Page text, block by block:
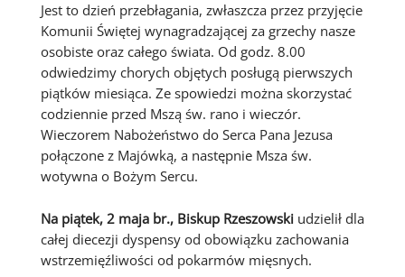
Jest to dzień przebłagania, zwłaszcza przez przyjęcie
Komunii Świętej wynagradzającej za grzechy nasze
osobiste oraz całego świata. Od godz. 8.00
odwiedzimy chorych objętych posługą pierwszych
piątków miesiąca. Ze spowiedzi można skorzystać
codziennie przed Mszą św. rano i wieczór.
Wieczorem Nabożeństwo do Serca Pana Jezusa
połączone z Majówką, a następnie Msza św.
wotywna o Bożym Sercu.
Na piątek, 2 maja br., Biskup Rzeszowskiudzielił dla
całej diecezji dyspensy od obowiązku zachowania
wstrzemięźliwości od pokarmów mięsnych.